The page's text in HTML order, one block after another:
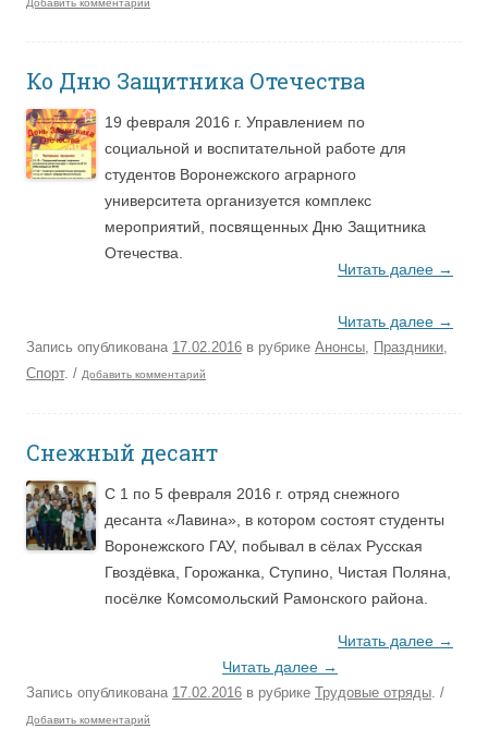
Добавить комментарий
Ко Дню Защитника Отечества
19 февраля 2016 г. Управлением по
социальной и воспитательной работе для
студентов Воронежского аграрного
университета организуется комплекс
мероприятий, посвященных Дню Защитника
Отечества.
Читать далее →
Читать далее →
Запись опубликована 17.02.2016 в рубрике Анонсы, Праздники,
Спорт. / Добавить комментарий
Снежный десант
С 1 по 5 февраля 2016 г. отряд снежного
десанта «Лавина», в котором состоят студенты
Воронежского ГАУ, побывал в сёлах Русская
Гвоздёвка, Горожанка, Ступино, Чистая Поляна,
посёлке Комсомольский Рамонского района.
Читать далее →
Читать далее →
Запись опубликована 17.02.2016 в рубрике Трудовые отряды. /
Добавить комментарий